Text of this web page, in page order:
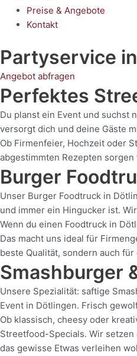
Preise & Angebote
Kontakt
Partyservice
Angebot abfragen
Perfektes
Du planst ein Event und suchst
versorgt dich und deine Gäste
Ob Firmenfeier, Hochzeit oder
abgestimmten Rezepten
Burger
Unser Burger Foodtruck in
und immer ein Hingucker ist.
Wenn du einen Foodtruck in
Das macht uns ideal für
beste Qualität, sondern auch
Smashburger
Unsere Spezialität: saftige
Event in Dötlingen. Frisch
Ob klassisch, cheesy oder
Streetfood-Specials. Wir
das gewisse Etwas verleihen